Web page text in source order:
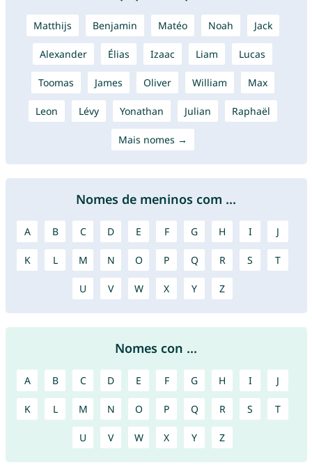
Matthijs Benjamin Matéo Noah Jack
Alexander Élias Izaac Liam Lucas
Toomas James Oliver William Max
Leon Lévy Yonathan Julian Raphaël
Mais nomes →
Nomes de meninos com ...
A B C D E F G H I J
K L M N O P Q R S T
U V W X Y Z
Nomes con ...
A B C D E F G H I J
K L M N O P Q R S T
U V W X Y Z